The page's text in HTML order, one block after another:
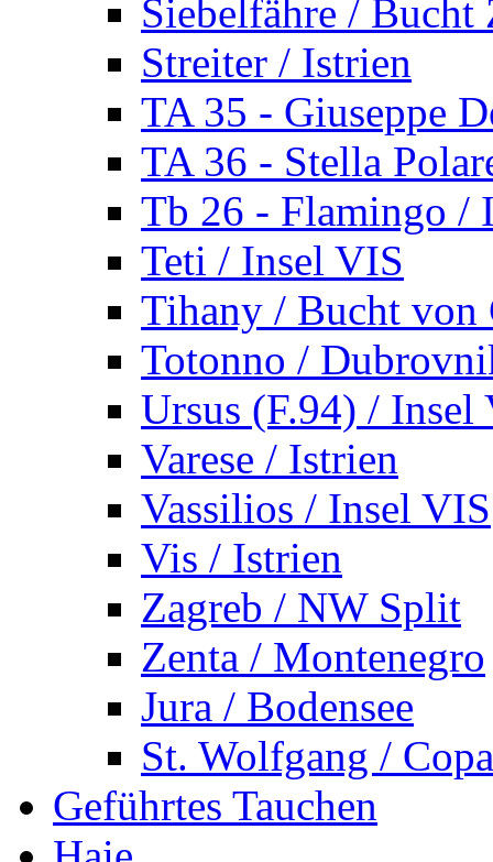
Siebelfähre / Bucht
Streiter / Istrien
TA 35 - Giuseppe
TA 36 - Stella
Tb 26 - Flamingo /
Teti / Insel VIS
Tihany / Bucht von
Totonno /
Ursus (F.94) / Insel
Varese / Istrien
Vassilios / Insel VIS
Vis / Istrien
Zagreb / NW Split
Zenta / Montenegro
Jura / Bodensee
St. Wolfgang /
Geführtes Tauchen